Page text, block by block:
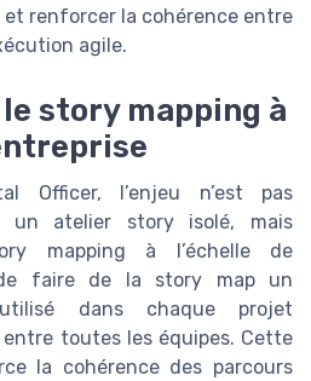
renforcer la cohérence entre
agile.
story mapping à
Officer, l’enjeu n’est pas
un atelier story isolé, mais
mapping à l’échelle de
de faire de la story map un
dans chaque projet
toutes les équipes. Cette
la cohérence des parcours